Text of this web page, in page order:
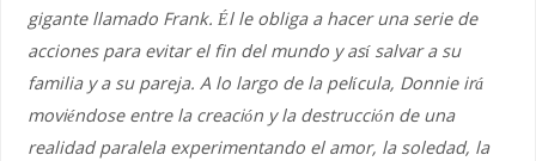
gigante llamado Frank. Él le obliga a hacer una serie de
acciones para evitar el fin del mundo y así salvar a su
familia y a su pareja. A lo largo de la película, Donnie irá
moviéndose entre la creación y la destrucción de una
realidad paralela experimentando el amor, la soledad, la